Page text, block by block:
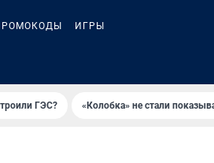
ИГРЫ
ГЭС? «Колобка» не стали